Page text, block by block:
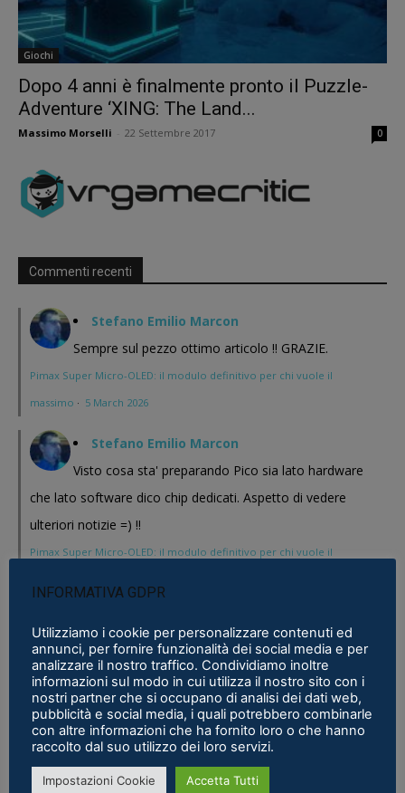
Giochi
Dopo 4 anni è finalmente pronto il Puzzle-
Adventure ‘XING: The Land...
Massimo Morselli 22 Settembre 2017 0
Commenti recenti
Stefano Emilio Marcon
Sempre sul pezzo ottimo articolo !! GRAZIE.
Pimax Super Micro-OLED: il modulo definitivo per chi vuole il
massimo · 5 March 2026
Stefano Emilio Marcon
Visto cosa sta' preparando Pico sia lato hardware
che lato software dico chip dedicati. Aspetto di vedere
ulteriori notizie =) !!
Pimax Super Micro-OLED: il modulo definitivo per chi vuole il
Vediamo cosa mi realizzeranno in questi anni , Play
for Dream al CES 2026 ha presentato un bel modello chissa'
magari Pico se ne esce con un prodotto a buon prezzo . In
sostanza i prodotti cinesi...
Meta Phoenix: Trovato riferimento all'interno dell'ultimo firmware per
Quest - VR ITALIA ·25 February 2026
INFORMATIVA GDPR
Utilizziamo i cookie per personalizzare contenuti ed
annunci, per fornire funzionalità dei social media e per
analizzare il nostro traffico. Condividiamo inoltre
informazioni sul modo in cui utilizza il nostro sito con i
nostri partner che si occupano di analisi dei dati web,
pubblicità e social media, i quali potrebbero combinarle
con altre informazioni che ha fornito loro o che hanno
raccolto dal suo utilizzo dei loro servizi.
Impostazioni Cookie Accetta Tutti